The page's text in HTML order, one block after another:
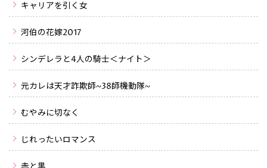
キャリアを引く女
河伯の花嫁2017
シンデレラと4人の騎士＜ナイト＞
元カレは天才詐欺師~38師機動隊~
むやみに切なく
じれったいロマンス